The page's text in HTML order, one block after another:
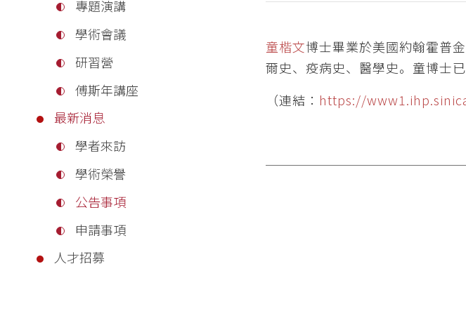
專題演講
學術會議
研習營
傅斯年講座
最新消息
學者來訪
學術榮譽
公告事項
申請事項
人才招募
童楷文博士畢業於美國約翰霍普
爾史、疫病史、醫學史。童博士
（連結： https://